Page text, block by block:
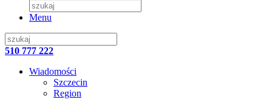
Menu
510 777 222
Wiadomości
Szczecin
Region